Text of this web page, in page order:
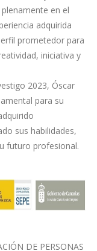
en el
adquirida
prometedor para
iniciativa y
2023, Óscar
para su
sus habilidades,
futuro profesional.
DE PERSONAS